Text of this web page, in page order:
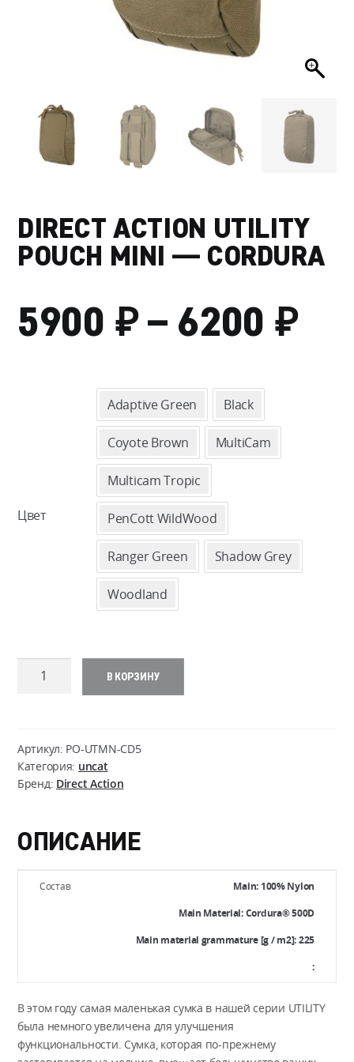
DIRECT ACTION UTILITY
POUCH MINI — CORDURA
5900 ₽– 6200 ₽
Цвет
Adaptive Green Black
Coyote Brown MultiCam
Multicam Tropic
PenCott WildWood
Ranger Green Shadow Grey
Woodland
Количество
UTILITY
POUCH
MINI
В КОРЗИНУ
Артикул: PO-UTMN-CD5
Категория: uncat
Бренд: Direct Action
ОПИСАНИЕ
Состав
Main: 100% Nylon
Main Material: Cordura® 500D
Main material grammature [g / m2]: 225
:
В этом году самая маленькая сумка в нашей серии UTILITY
была немного увеличена для улучшения
функциональности. Сумка, которая по-прежнему